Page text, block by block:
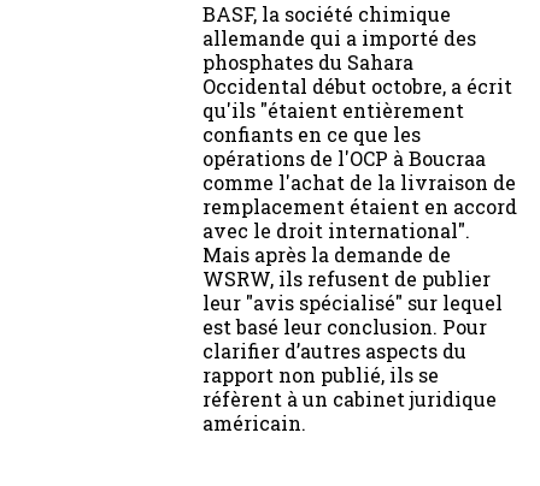
BASF, la société chimique
allemande qui a importé des
phosphates du Sahara
Occidental début octobre, a écrit
qu'ils "étaient entièrement
confiants en ce que les
opérations de l'OCP à Boucraa
comme l'achat de la livraison de
remplacement étaient en accord
avec le droit international".
Mais après la demande de
WSRW, ils refusent de publier
leur "avis spécialisé" sur lequel
est basé leur conclusion. Pour
clarifier d’autres aspects du
rapport non publié, ils se
réfèrent à un cabinet juridique
américain.